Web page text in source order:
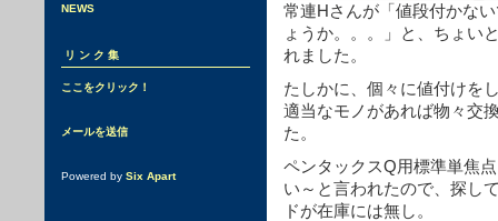
NEWS
リンク集
ここをクリック！
メールを送信
Powered by Six Apart
常連Hさんが「値段付かな
ょうか。。。」と、ちょい
れました。
たしかに、個々に値付けを
適当なモノがあれば物々交
た。
ペンタックスQ用標準単焦
い～と言われたので、探し
ドが在庫には無し。